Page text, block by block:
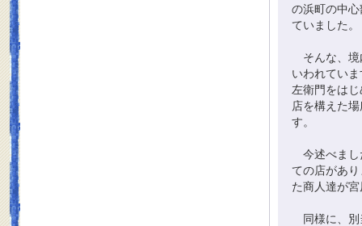
の浜町の中
ていました。
そんな、境
いわれてい
左衛門をは
店を構えた
す。
今述べまし
ての店があ
た商人達が
同様に、別